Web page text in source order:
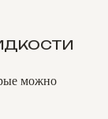
можно